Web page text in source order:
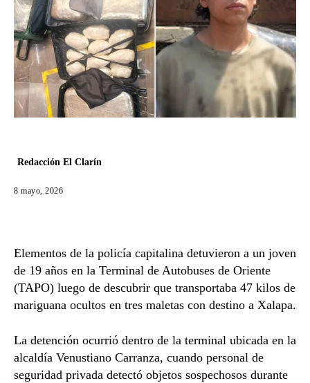
Redacción El Clarín
8 mayo, 2026
Elementos de la policía capitalina detuvieron a un joven
de 19 años en la Terminal de Autobuses de Oriente
(TAPO) luego de descubrir que transportaba 47 kilos de
mariguana ocultos en tres maletas con destino a Xalapa.
La detención ocurrió dentro de la terminal ubicada en la
alcaldía Venustiano Carranza, cuando personal de
seguridad privada detectó objetos sospechosos durante